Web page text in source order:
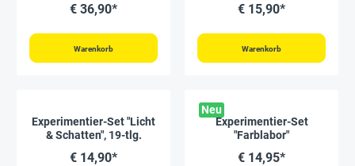
€ 36,90*
Warenkorb
€ 15,90*
Warenkorb
Experimentier-Set "Licht
& Schatten", 19-tlg.
€ 14,90*
Neu
Experimentier-Set
"Farblabor"
€ 14,95*